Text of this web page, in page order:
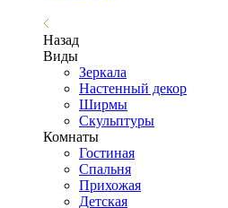
Назад
Виды
Зеркала
Настенный декор
Ширмы
Скульптуры
Комнаты
Гостиная
Спальня
Прихожая
Детская